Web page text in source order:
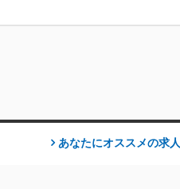
あなたにオススメの求人